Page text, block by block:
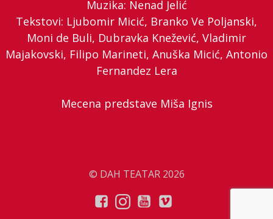
Muzika: Nenad Jelić
Tekstovi: Ljubomir Micić, Branko Ve Poljanski,
Moni de Buli, Dubravka Knežević, Vladimir
Majakovski, Filipo Marineti, Anuška Micić, Antonio
Fernandez Lera
Mecena predstave Miša Ignis
© DAH TEATAR 2026